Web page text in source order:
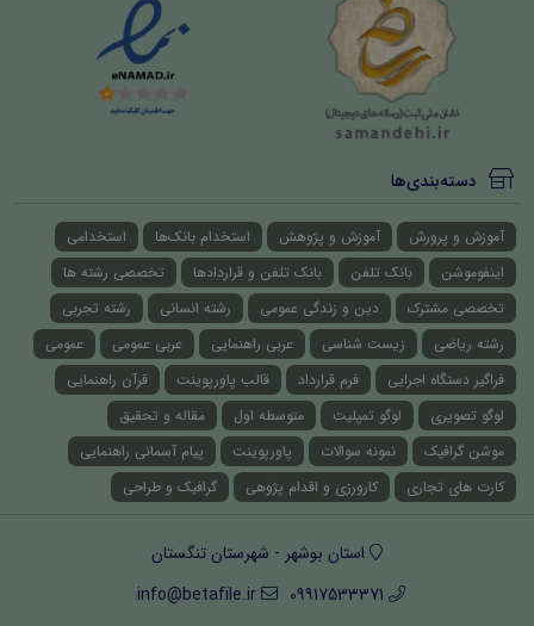
دسته‌بندی‌ها
آموزش و پرورش آموزش و پژوهش استخدام بانک‌ها
استخدامی
اینفوموشن
بانک تلفن بانک تلفن و قراردادها
تخصصی رشته ها
تخصصی مشترک
دین و زندگی عمومی رشته انسانی
رشته تجربی
رشته ریاضی
زیست شناسی عربی راهنمایی عربی عمومی
عمومی
فراگیر دستگاه اجرایی
فرم قرارداد قالب پاورپوینت
قرآن راهنمایی
لوگو تصویری
لوگو تمپلیت متوسطه اول
مقاله و تحقیق
موشن گرافیک
نمونه سوالات پاورپوینت
پیام آسمانی راهنمایی
کارت های تجاری
کارورزی و اقدام پژوهی گرافیک و طراحی
استان بوشهر - شهرستان تنگستان
09917533371
info@betafile.ir